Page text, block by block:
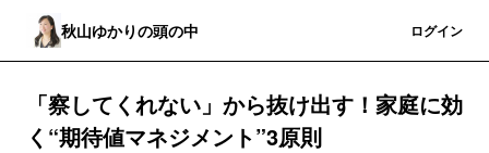
秋山ゆかりの頭の中 ログイン
「察してくれない」から抜け出す！家庭に効
く“期待値マネジメント”3原則